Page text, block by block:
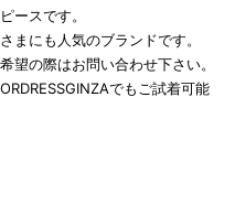
ースです。
まにも人気のブランドです。
望の際はお問い合わせ下さい。
でもご試着可能